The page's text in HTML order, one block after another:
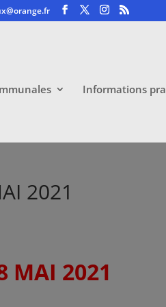
Informations
2021
MAI 2021